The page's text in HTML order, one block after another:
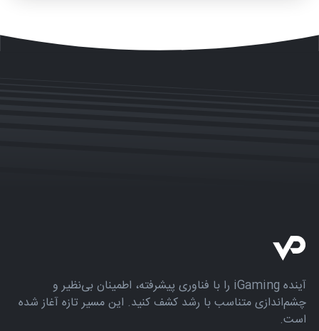
آینده iGaming را با فناوری پیشرفته، اطمینان بی‌نظیر و
چشم‌اندازی متناسب با رشد کشف کنید. این مسیر تازه آغاز شده
است.